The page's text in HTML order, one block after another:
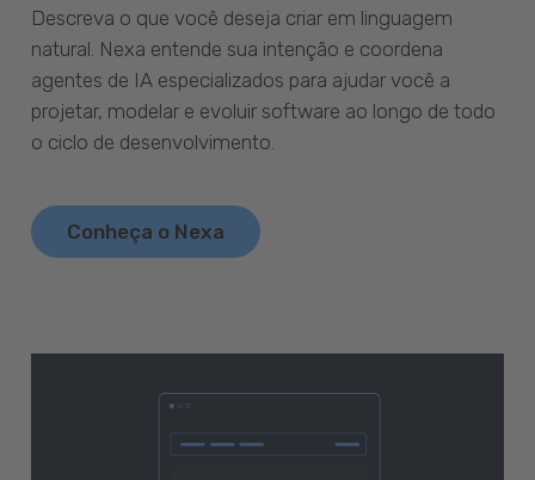
Descreva o que você deseja criar em linguagem
natural. Nexa entende sua intenção e coordena
agentes de IA especializados para ajudar você a
projetar, modelar e evoluir software ao longo de todo
o ciclo de desenvolvimento.
Conheça o Nexa